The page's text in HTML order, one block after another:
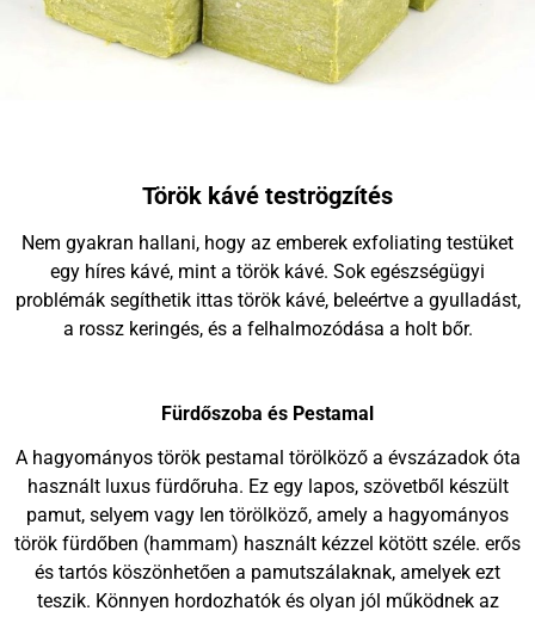
Török kávé teströgzítés
Nem gyakran hallani, hogy az emberek exfoliating testüket
egy híres kávé, mint a török kávé. Sok egészségügyi
problémák segíthetik ittas török kávé, beleértve a gyulladást,
a rossz keringés, és a felhalmozódása a holt bőr.
Fürdőszoba és Pestamal
A hagyományos török pestamal törölköző a évszázadok óta
használt luxus fürdőruha. Ez egy lapos, szövetből készült
pamut, selyem vagy len törölköző, amely a hagyományos
török fürdőben (hammam) használt kézzel kötött széle. erős
és tartós köszönhetően a pamutszálaknak, amelyek ezt
teszik. Könnyen hordozhatók és olyan jól működnek az